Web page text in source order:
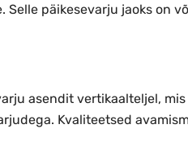
päikesevarju jaoks on
asendit vertikaalteljel,
Kvaliteetsed